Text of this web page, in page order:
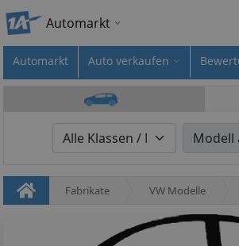
Automarkt
Automarkt Auto verkaufen
Fabrikate VW Modelle